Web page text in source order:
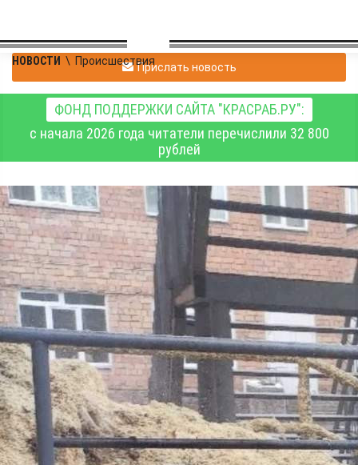
НОВОСТИ \ ПроисшествияПрислать новость
ФОНД ПОДДЕРЖКИ САЙТА "КРАСРАБ.РУ":
с начала 2026 года читатели перечислили 32 800
рублей
В пятницу, 12 июня, в
Красноярском крае
потушили 10 пожаров
Происшествия
13.06.2026 09:10
520